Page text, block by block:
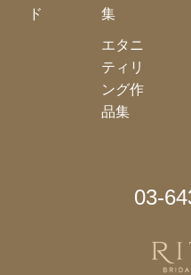
ド
集
エタニ
ティリ
ング作
品集
03-